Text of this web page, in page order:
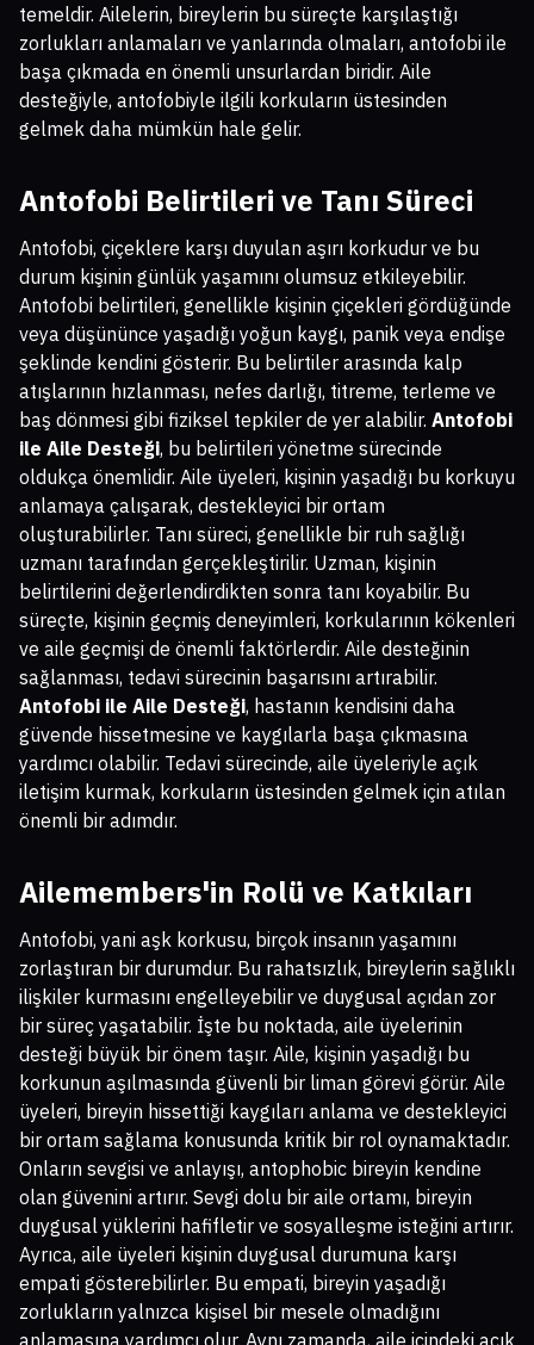
temeldir. Ailelerin, bireylerin bu süreçte karşılaştığı
zorlukları anlamaları ve yanlarında olmaları, antofobi ile
başa çıkmada en önemli unsurlardan biridir. Aile
desteğiyle, antofobiyle ilgili korkuların üstesinden
gelmek daha mümkün hale gelir.
Antofobi Belirtileri ve Tanı Süreci
Antofobi, çiçeklere karşı duyulan aşırı korkudur ve bu
durum kişinin günlük yaşamını olumsuz etkileyebilir.
Antofobi belirtileri, genellikle kişinin çiçekleri gördüğünde
veya düşününce yaşadığı yoğun kaygı, panik veya endişe
şeklinde kendini gösterir. Bu belirtiler arasında kalp
atışlarının hızlanması, nefes darlığı, titreme, terleme ve
baş dönmesi gibi fiziksel tepkiler de yer alabilir. Antofobi
ile Aile Desteği, bu belirtileri yönetme sürecinde
oldukça önemlidir. Aile üyeleri, kişinin yaşadığı bu korkuyu
anlamaya çalışarak, destekleyici bir ortam
oluşturabilirler. Tanı süreci, genellikle bir ruh sağlığı
uzmanı tarafından gerçekleştirilir. Uzman, kişinin
belirtilerini değerlendirdikten sonra tanı koyabilir. Bu
süreçte, kişinin geçmiş deneyimleri, korkularının kökenleri
ve aile geçmişi de önemli faktörlerdir. Aile desteğinin
sağlanması, tedavi sürecinin başarısını artırabilir.
Antofobi ile Aile Desteği, hastanın kendisini daha
güvende hissetmesine ve kaygılarla başa çıkmasına
yardımcı olabilir. Tedavi sürecinde, aile üyeleriyle açık
iletişim kurmak, korkuların üstesinden gelmek için atılan
önemli bir adımdır.
Ailemembers'in Rolü ve Katkıları
Antofobi, yani aşk korkusu, birçok insanın yaşamını
zorlaştıran bir durumdur. Bu rahatsızlık, bireylerin sağlıklı
ilişkiler kurmasını engelleyebilir ve duygusal açıdan zor
bir süreç yaşatabilir. İşte bu noktada, aile üyelerinin
desteği büyük bir önem taşır. Aile, kişinin yaşadığı bu
korkunun aşılmasında güvenli bir liman görevi görür. Aile
üyeleri, bireyin hissettiği kaygıları anlama ve destekleyici
bir ortam sağlama konusunda kritik bir rol oynamaktadır.
Onların sevgisi ve anlayışı, antophobic bireyin kendine
olan güvenini artırır. Sevgi dolu bir aile ortamı, bireyin
duygusal yüklerini hafifletir ve sosyalleşme isteğini artırır.
Ayrıca, aile üyeleri kişinin duygusal durumuna karşı
empati gösterebilirler. Bu empati, bireyin yaşadığı
zorlukların yalnızca kişisel bir mesele olmadığını